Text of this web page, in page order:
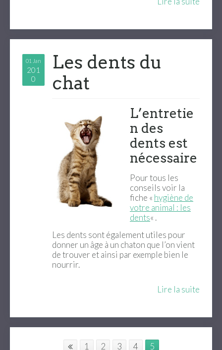
01 Jan
201
0
Les dents du
chat
L’entretie
n des
dents est
nécessaire
Pour tous les
conseils voir la
fiche « hygiène de
votre animal : les
dents« .
Les dents sont également utiles pour
donner un âge à un chaton que l’on vient
de trouver et ainsi par exemple bien le
nourrir.
Lire la suite
1 2 3 4 5